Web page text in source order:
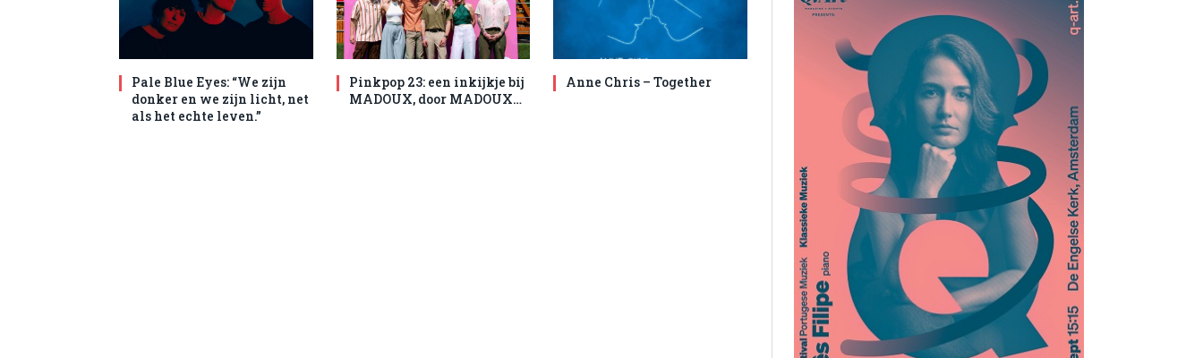
Pale Blue Eyes: “We zijn
donker en we zijn licht, net
als het echte leven.”
Pinkpop 23: een inkijkje bij
MADOUX, door MADOUX…
Anne Chris – Together